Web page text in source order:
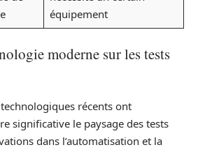
équipement
moderne sur les tests
récents ont
significative le paysage des tests
dans l’automatisation et la